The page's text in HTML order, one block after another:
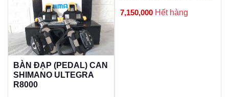
BÀN ĐẠP (PEDAL) CAN
SHIMANO ULTEGRA
R8000
7,150,000 Hết hàng